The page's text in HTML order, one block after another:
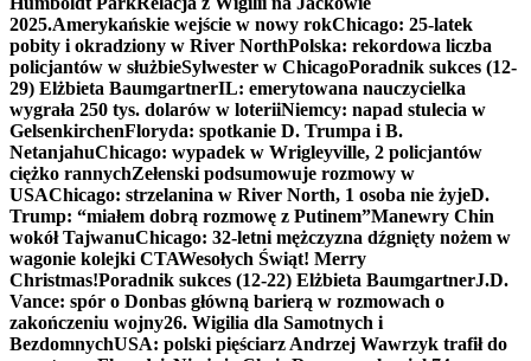
2025.Amerykańskie wejście w nowy rokChicago: 25-latek
pobity i okradziony w River NorthPolska: rekordowa liczba
policjantów w służbieSylwester w ChicagoPoradnik sukces (12-
29) Elżbieta BaumgartnerIL: emerytowana nauczycielka
wygrała 250 tys. dolarów w loteriiNiemcy: napad stulecia w
GelsenkirchenFloryda: spotkanie D. Trumpa i B.
NetanjahuChicago: wypadek w Wrigleyville, 2 policjantów
ciężko rannychZełenski podsumowuje rozmowy w
USAChicago: strzelanina w River North, 1 osoba nie żyjeD.
Trump: “miałem dobrą rozmowę z Putinem”Manewry Chin
wokół TajwanuChicago: 32-letni mężczyzna dźgnięty nożem w
wagonie kolejki CTAWesołych Świąt! Merry
Christmas!Poradnik sukces (12-22) Elżbieta BaumgartnerJ.D.
Vance: spór o Donbas główną barierą w rozmowach o
zakończeniu wojny26. Wigilia dla Samotnych i
BezdomnychUSA: polski pięściarz Andrzej Wawrzyk trafił do